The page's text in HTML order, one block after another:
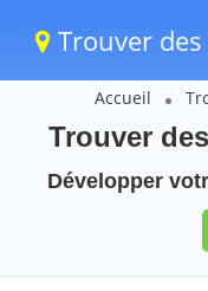
Trouver
Accueil
Trouver
Développer